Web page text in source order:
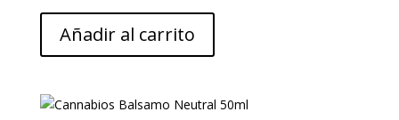
Añadir al carrito